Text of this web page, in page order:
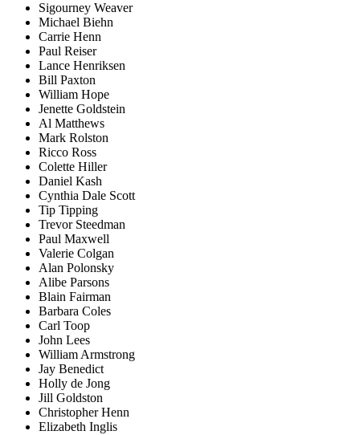
Sigourney Weaver
Michael Biehn
Carrie Henn
Paul Reiser
Lance Henriksen
Bill Paxton
William Hope
Jenette Goldstein
Al Matthews
Mark Rolston
Ricco Ross
Colette Hiller
Daniel Kash
Cynthia Dale Scott
Tip Tipping
Trevor Steedman
Paul Maxwell
Valerie Colgan
Alan Polonsky
Alibe Parsons
Blain Fairman
Barbara Coles
Carl Toop
John Lees
William Armstrong
Jay Benedict
Holly de Jong
Jill Goldston
Christopher Henn
Elizabeth Inglis